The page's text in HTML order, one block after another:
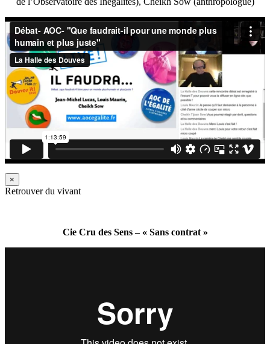
×
Retrouver du vivant
Cie Cru des Sens – « Sans contrat »